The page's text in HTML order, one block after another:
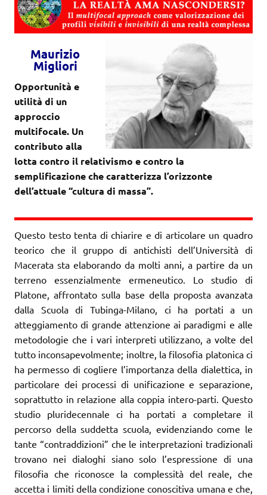
Maurizio
Migliori
Opportunità e
utilità di un
approccio
multifocale. Un
contributo alla
lotta contro il relativismo e contro la
semplificazione che caratterizza l’orizzonte
dell’attuale “cultura di massa”.
Questo testo tenta di chiarire e di articolare un quadro
teorico che il gruppo di antichisti dell’Università di
Macerata sta elaborando da molti anni, a partire da un
terreno essenzialmente ermeneutico. Lo studio di
Platone, affrontato sulla base della proposta avanzata
dalla Scuola di Tubinga-Milano, ci ha portati a un
atteggiamento di grande attenzione ai paradigmi e alle
metodologie che i vari interpreti utilizzano, a volte del
tutto inconsapevolmente; inoltre, la filosofia platonica ci
ha permesso di cogliere l’importanza della dialettica, in
particolare dei processi di unificazione e separazione,
soprattutto in relazione alla coppia intero-parti. Questo
studio pluridecennale ci ha portati a completare il
percorso della suddetta scuola, evidenziando come le
tante “contraddizioni” che le interpretazioni tradizionali
trovano nei dialoghi siano solo l’espressione di una
filosofia che riconosce la complessità del reale, che
accetta i limiti della condizione conoscitiva umana e che,